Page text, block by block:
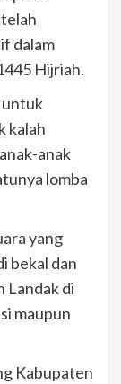
dalam
Hijriah.
untuk
kalah
anak
lomba
yang
bekal dan
Landak di
maupun
Kabupaten